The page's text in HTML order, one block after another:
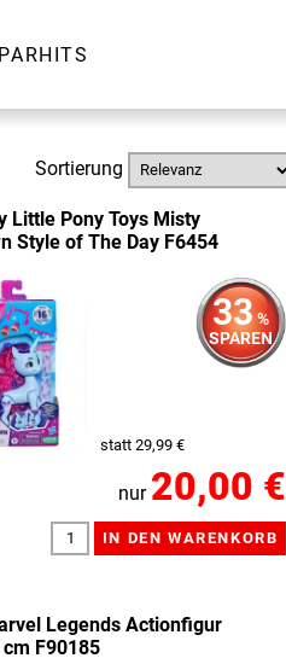
Sortierung
Little Pony Toys Misty
Style of The Day F6454
33 %
SPAREN
statt 29,99 €
nur 20,00 €
Legends Actionfigur
F90185